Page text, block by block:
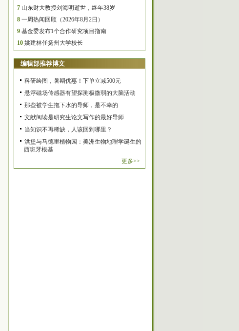
7 山东财大教授刘海明逝世，终年38岁
8 一周热闻回顾（2026年8月2日）
9 基金委发布1个合作研究项目指南
10 姚建林任扬州大学校长
编辑部推荐博文
科研绘图，暑期优惠！下单立减500元
悬浮磁场传感器有望探测极微弱的大脑活动
那些被学生拖下水的导师，是不幸的
文献阅读是研究生论文写作的最好导师
当知识不再稀缺，人该回到哪里？
洪堡与马德里植物园：美洲生物地理学诞生的
西班牙根基
更多>>